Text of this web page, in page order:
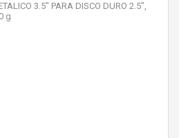
3.5" PARA DISCO DURO 2.5",
g